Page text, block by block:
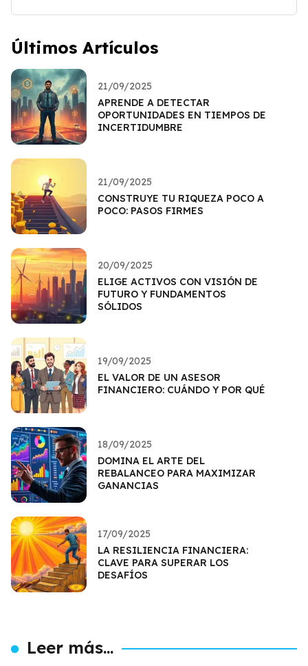
Últimos Artículos
21/09/2025
APRENDE A DETECTAR
OPORTUNIDADES EN TIEMPOS DE
INCERTIDUMBRE
21/09/2025
CONSTRUYE TU RIQUEZA POCO A
POCO: PASOS FIRMES
20/09/2025
ELIGE ACTIVOS CON VISIÓN DE
FUTURO Y FUNDAMENTOS
SÓLIDOS
19/09/2025
EL VALOR DE UN ASESOR
FINANCIERO: CUÁNDO Y POR QUÉ
18/09/2025
DOMINA EL ARTE DEL
REBALANCEO PARA MAXIMIZAR
GANANCIAS
17/09/2025
LA RESILIENCIA FINANCIERA:
CLAVE PARA SUPERAR LOS
DESAFÍOS
Leer más...